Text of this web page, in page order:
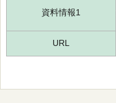
資料情報1
URL